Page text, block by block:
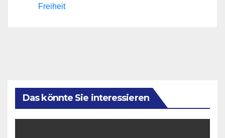
Freiheit
Das könnte Sie interessieren